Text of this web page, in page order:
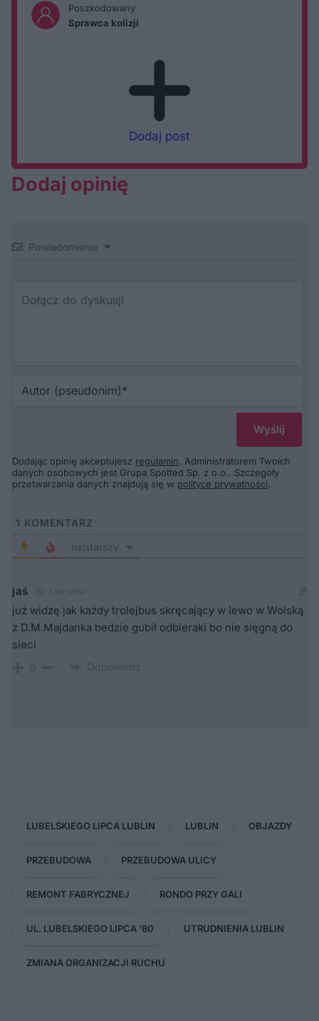
Poszkodowany
Sprawca kolizji
Dodaj post
Dodaj opinię
Powiadomienia
Dodając opinię akceptujesz regulamin. Administratorem Twoich
danych osobowych jest Grupa Spotted Sp. z o.o.. Szczegóły
przetwarzania danych znajdują się w polityce prywatności.
1 KOMENTARZ
najstarszy
jaś
już widzę jak każdy trolejbus skręcający w lewo w Wolską
z D.M.Majdanka bedzie gubił odbieraki bo nie sięgną do
sieci
LUBELSKIEGO LIPCA LUBLIN LUBLIN OBJAZDY
PRZEBUDOWA PRZEBUDOWA ULICY
REMONT FABRYCZNEJ RONDO PRZY GALI
UL. LUBELSKIEGO LIPCA '80 UTRUDNIENIA LUBLIN
ZMIANA ORGANIZACJI RUCHU